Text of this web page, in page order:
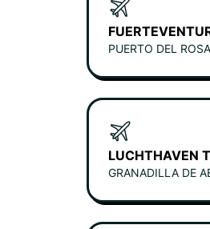
PUERTO DEL
LUCHTHAVEN
GRANADILLA DE